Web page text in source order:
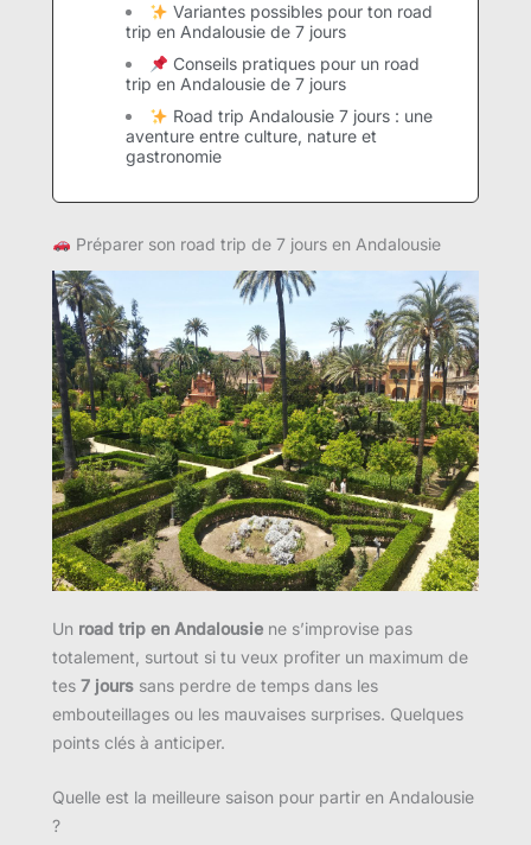
Variantes possibles pour ton road
trip en Andalousie de 7 jours
Conseils pratiques pour un road
trip en Andalousie de 7 jours
Road trip Andalousie 7 jours : une
aventure entre culture, nature et
gastronomie
Préparer son road trip de 7 jours en Andalousie
Un road trip en Andalousie ne s’improvise pas
totalement, surtout si tu veux profiter un maximum de
tes 7 jours sans perdre de temps dans les
embouteillages ou les mauvaises surprises. Quelques
points clés à anticiper.
Quelle est la meilleure saison pour partir en Andalousie
?